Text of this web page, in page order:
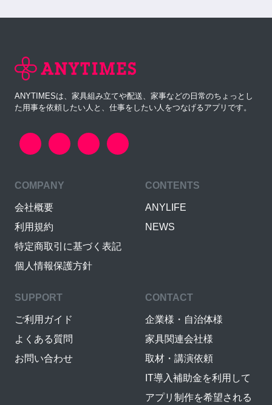
ANYTIMESは、家具組み立てや配送、家事などの日常のちょっとし
た用事を依頼したい人と、仕事をしたい人をつなげるアプリです。
COMPANY
会社概要
利用規約
特定商取引に基づく表記
個人情報保護方針
CONTENTS
ANYLIFE
NEWS
SUPPORT
ご利用ガイド
よくある質問
お問い合わせ
CONTACT
企業様・自治体様
家具関連会社様
取材・講演依頼
IT導入補助金を利用して
アプリ制作を希望される